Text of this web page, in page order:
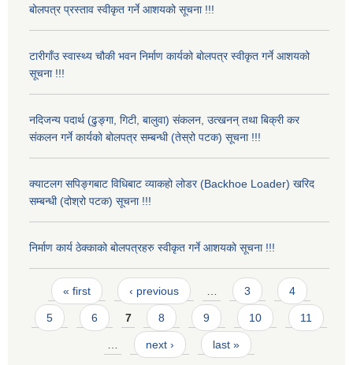
बोलपत्र प्रस्ताव स्वीकृत गर्ने आशयको सूचना !!!
टारीगाँउ स्वास्थ्य चौकी भवन निर्माण कार्यको बोलपत्र स्वीकृत गर्ने आशयको
सूचना !!!
नदिजन्य पदार्थ (ढुङ्गा, गिटी, बालुवा) संकलन, उत्खनन् तथा बिक्री कर
संकलन गर्ने कार्यको बोलपत्र सम्बन्धी (तेस्रो पटक) सूचना !!!
क्याटलग सपिङ्गबाट विधिबाट व्याकहो लोडर (Backhoe Loader) खरिद
सम्बन्धी (दोश्रो पटक) सूचना !!!
निर्माण कार्य ठेक्काको बोलपत्रहरु स्वीकृत गर्ने आशयको सूचना !!!
Pages
« first ‹ previous 3 4
5 6 7 8 9 10 11
next › last »